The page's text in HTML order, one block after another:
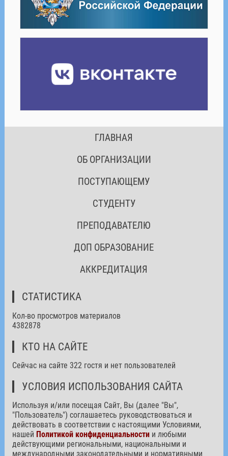
ГЛАВНАЯ
ОБ ОРГАНИЗАЦИИ
ПОСТУПАЮЩЕМУ
СТУДЕНТУ
ПРЕПОДАВАТЕЛЮ
ДОП ОБРАЗОВАНИЕ
АККРЕДИТАЦИЯ
СТАТИСТИКА
Кол-во просмотров материалов
4382878
КТО НА САЙТЕ
Сейчас на сайте 322 гостя и нет пользователей
УСЛОВИЯ ИСПОЛЬЗОВАНИЯ САЙТА
Используя и/или посещая Сайт, Вы (далее "Вы",
"Пользователь") соглашаетесь руководствоваться и
действовать в соответствии с настоящими Условиями,
нашей Политикой конфиденциальностии любыми
действующими региональными, национальными и
международными законодательными и нормативными